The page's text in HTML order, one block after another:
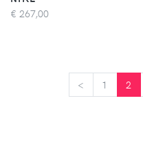
€ 267,00
< 1 2